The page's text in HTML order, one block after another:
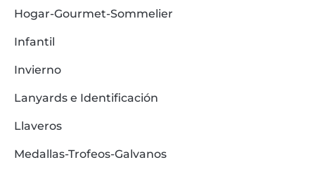
Hogar-Gourmet-Sommelier
Infantil
Invierno
Lanyards e Identificación
Llaveros
Medallas-Trofeos-Galvanos